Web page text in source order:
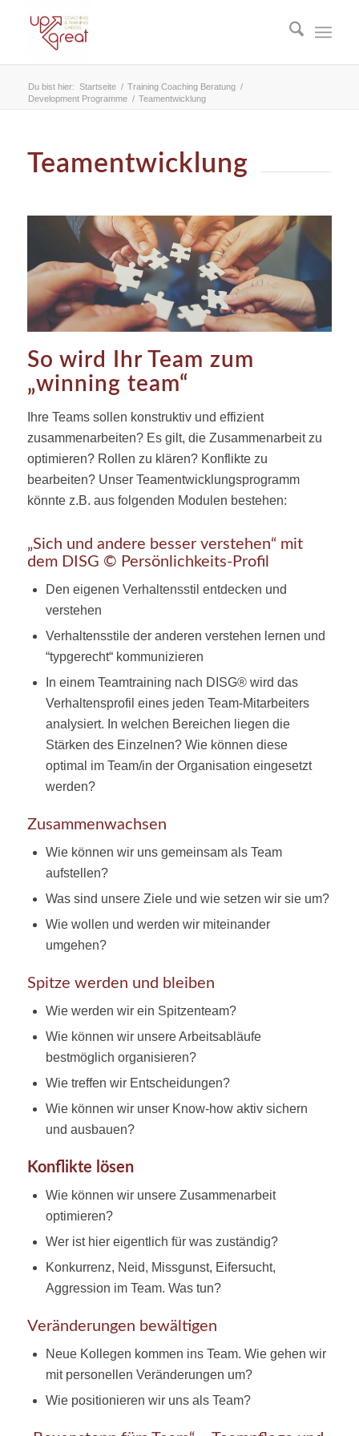
Du bist hier: Startseite / Training Coaching Beratung /
Development Programme / Teamentwicklung
Teamentwicklung
So wird Ihr Team zum
„winning team“
Ihre Teams sollen konstruktiv und effizient
zusammenarbeiten? Es gilt, die Zusammenarbeit zu
optimieren? Rollen zu klären? Konflikte zu
bearbeiten? Unser Teamentwicklungsprogramm
könnte z.B. aus folgenden Modulen bestehen:
„Sich und andere besser verstehen“ mit
dem DISG © Persönlichkeits-Profil
Den eigenen Verhaltensstil entdecken und
verstehen
Verhaltensstile der anderen verstehen lernen und
“typgerecht“ kommunizieren
In einem Teamtraining nach DISG® wird das
Verhaltensprofil eines jeden Team-Mitarbeiters
analysiert. In welchen Bereichen liegen die
Stärken des Einzelnen? Wie können diese
optimal im Team/in der Organisation eingesetzt
werden?
Zusammenwachsen
Wie können wir uns gemeinsam als Team
aufstellen?
Was sind unsere Ziele und wie setzen wir sie um?
Wie wollen und werden wir miteinander
umgehen?
Spitze werden und bleiben
Wie werden wir ein Spitzenteam?
Wie können wir unsere Arbeitsabläufe
bestmöglich organisieren?
Wie treffen wir Entscheidungen?
Wie können wir unser Know-how aktiv sichern
und ausbauen?
Konflikte lösen
Wie können wir unsere Zusammenarbeit
optimieren?
Wer ist hier eigentlich für was zuständig?
Konkurrenz, Neid, Missgunst, Eifersucht,
Aggression im Team. Was tun?
Veränderungen bewältigen
Neue Kollegen kommen ins Team. Wie gehen wir
mit personellen Veränderungen um?
Wie positionieren wir uns als Team?